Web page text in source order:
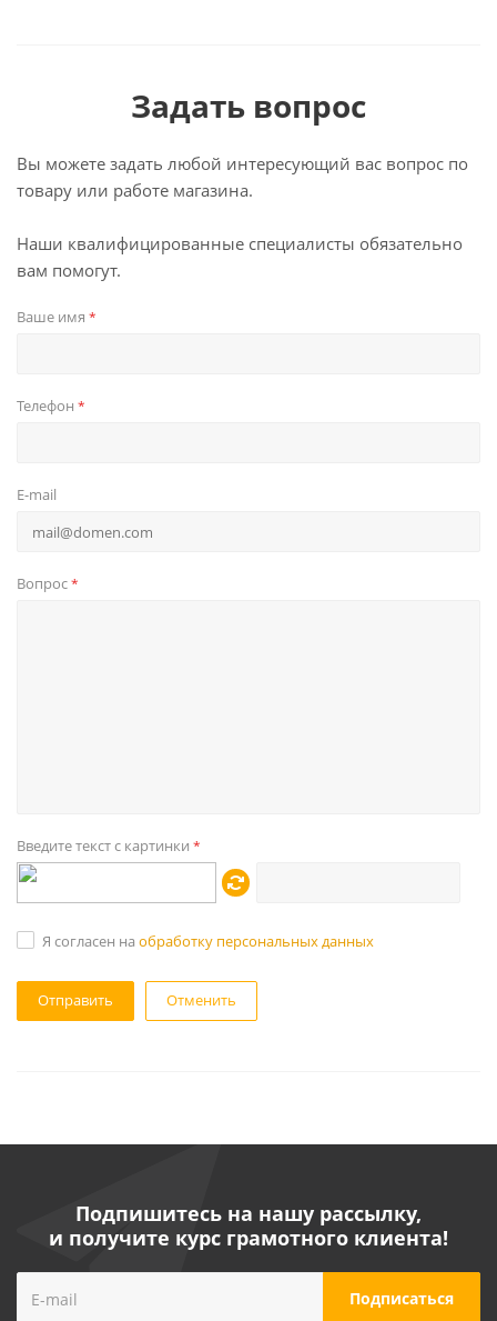
Задать вопрос
Вы можете задать любой интересующий вас вопрос по
товару или работе магазина.
Наши квалифицированные специалисты обязательно
вам помогут.
Ваше имя *
Телефон *
E-mail
Вопрос*
Введите текст с картинки *
Я согласен на обработку персональных данных
Отменить
Подпишитесь на нашу рассылку,
и получите курс грамотного клиента!